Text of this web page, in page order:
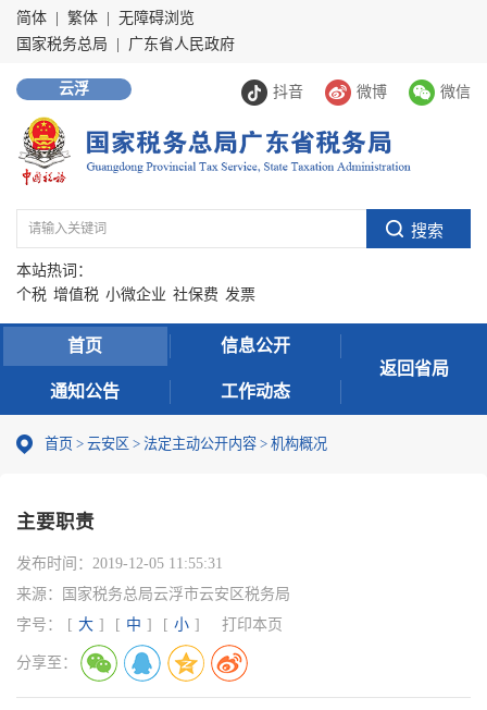
简体 繁体
无障碍浏览
国家税务总局
广东省人民政府
抖音 微博 微信
云浮
本站热词：
个税 增值税 小微企业 社保费 发票
首页 信息公开
通知公告 工作动态
返回省局
首页 > 云安区 > 法定主动公开内容 > 机构概况
主要职责
发布时间： 2019-12-05 11:55:31
来源：
国家税务总局云浮市云安区税务局
字号：
[ 大 ] [ 中 ] [ 小 ] 打印本页
分享至：